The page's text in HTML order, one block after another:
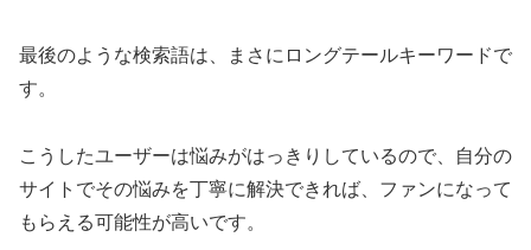
最後のような検索語は、まさにロングテールキーワードで
す。
こうしたユーザーは悩みがはっきりしているので、自分の
サイトでその悩みを丁寧に解決できれば、ファンになって
もらえる可能性が高いです。